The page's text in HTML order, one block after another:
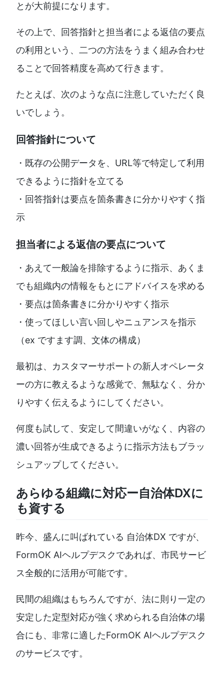
とが大前提になります。
その上で、回答指針と担当者による返信の要点
の利用という、二つの方法をうまく組み合わせ
ることで回答精度を高めて行きます。
たとえば、次のような点に注意していただく良
いでしょう。
回答指針について
・既存の公開データを、URL等で特定して利用
できるように指針を立てる
・回答指針は要点を箇条書きに分かりやすく指
示
担当者による返信の要点について
・あえて一般論を排除するように指示、あくま
でも組織内の情報をもとにアドバイスを求める
・要点は箇条書きに分かりやすく指示
・使ってほしい言い回しやニュアンスを指示
（ex ですます調、文体の構成）
最初は、カスタマーサポートの新人オペレータ
ーの方に教えるような感覚で、無駄なく、分か
りやすく伝えるようにしてください。
何度も試して、安定して間違いがなく、内容の
濃い回答が生成できるように指示方法もブラッ
シュアップしてください。
あらゆる組織に対応ー自治体DXに
も資する
昨今、盛んに叫ばれている 自治体DX ですが、
FormOK AIヘルプデスクであれば、市民サービ
ス全般的に活用が可能です。
民間の組織はもちろんですが、法に則り一定の
安定した定型対応が強く求められる自治体の場
合にも、非常に適したFormOK AIヘルプデスク
のサービスです。